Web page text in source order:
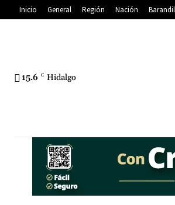
Inicio General Región Nación
15.6 C Hidalgo